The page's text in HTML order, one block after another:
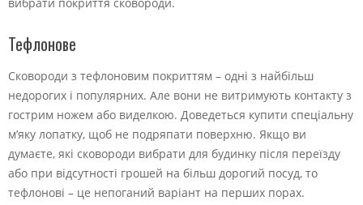
Тефлонове
Сковороди з тефлоновим покриттям – одні з найбільш
недорогих і популярних. Але вони не витримують контакту з
гострим ножем або виделкою. Доведеться купити спеціальну
м’яку лопатку, щоб не подряпати поверхню. Якщо ви
думаєте, які сковороди вибрати для будинку після переїзду
або при відсутності грошей на більш дорогий посуд, то
тефлонові – це непоганий варіант на перших порах.